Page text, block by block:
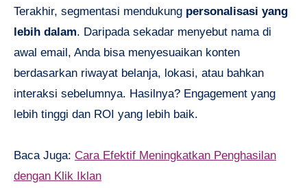
Terakhir, segmentasi mendukung personalisasi yang
lebih dalam. Daripada sekadar menyebut nama di
awal email, Anda bisa menyesuaikan konten
berdasarkan riwayat belanja, lokasi, atau bahkan
interaksi sebelumnya. Hasilnya? Engagement yang
lebih tinggi dan ROI yang lebih baik.
Baca Juga: Cara Efektif Meningkatkan Penghasilan
dengan Klik Iklan